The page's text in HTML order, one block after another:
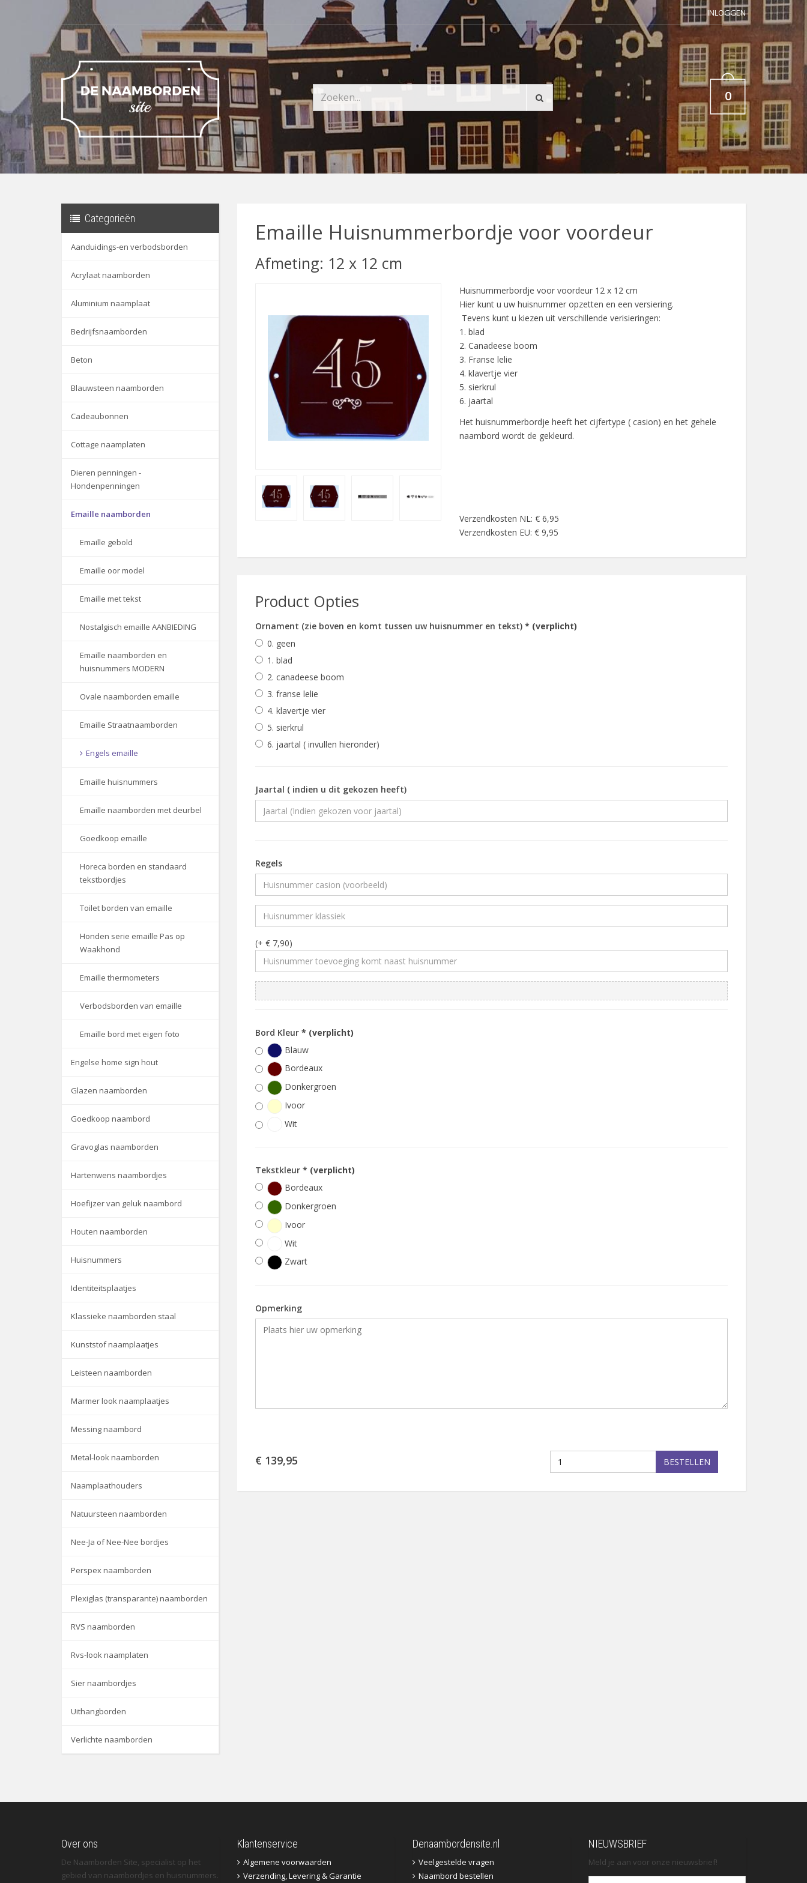
INLOGGEN
0
Categorieën
Aanduidings-en verbodsborden
Acrylaat naamborden
Aluminium naamplaat
Bedrijfsnaamborden
Beton
Blauwsteen naamborden
Cadeaubonnen
Cottage naamplaten
Dieren penningen -
Hondenpenningen
Emaille naamborden
Emaille gebold
Emaille oor model
Emaille met tekst
Nostalgisch emaille AANBIEDING
Emaille naamborden en
huisnummers MODERN
Ovale naamborden emaille
Emaille Straatnaamborden
Engels emaille
Emaille huisnummers
Emaille naamborden met deurbel
Goedkoop emaille
Horeca borden en standaard
tekstbordjes
Toilet borden van emaille
Honden serie emaille Pas op
Waakhond
Emaille thermometers
Verbodsborden van emaille
Emaille bord met eigen foto
Engelse home sign hout
Glazen naamborden
Goedkoop naambord
Gravoglas naamborden
Hartenwens naambordjes
Hoefijzer van geluk naambord
Houten naamborden
Huisnummers
Identiteitsplaatjes
Klassieke naamborden staal
Kunststof naamplaatjes
Leisteen naamborden
Marmer look naamplaatjes
Messing naambord
Metal-look naamborden
Naamplaathouders
Natuursteen naamborden
Nee-Ja of Nee-Nee bordjes
Perspex naamborden
Plexiglas (transparante) naamborden
RVS naamborden
Rvs-look naamplaten
Sier naambordjes
Uithangborden
Verlichte naamborden
Emaille Huisnummerbordje voor voordeur
Afmeting: 12 x 12 cm
Huisnummerbordje voor voordeur 12 x 12 cm
Hier kunt u uw huisnummer opzetten en een versiering.
Tevens kunt u kiezen uit verschillende verisieringen:
1. blad
2. Canadeese boom
3. Franse lelie
4. klavertje vier
5. sierkrul
6. jaartal
Het huisnummerbordje heeft het cijfertype ( casion) en het gehele
naambord wordt de gekleurd.
Verzendkosten NL: € 6,95
Verzendkosten EU: € 9,95
Product Opties
Ornament (zie boven en komt tussen uw huisnummer en tekst) * (verplicht)
0. geen
1. blad
2. canadeese boom
3. franse lelie
4. klavertje vier
5. sierkrul
6. jaartal ( invullen hieronder)
Jaartal ( indien u dit gekozen heeft)
Regels
(+ € 7,90)
Bord Kleur * (verplicht)
Blauw
Bordeaux
Donkergroen
Ivoor
Wit
Tekstkleur * (verplicht)
Bordeaux
Donkergroen
Ivoor
Wit
Zwart
Opmerking
€ 139,95 BESTELLEN
Over ons
De Naamborden Site, specialist op het
gebied van naambordjes en huisnummers.
Klantenservice
Algemene voorwaarden
Verzending, Levering & Garantie
Denaambordensite.nl
Veelgestelde vragen
Naambord bestellen
NIEUWSBRIEF
Meld je aan voor onze nieuwsbrief!